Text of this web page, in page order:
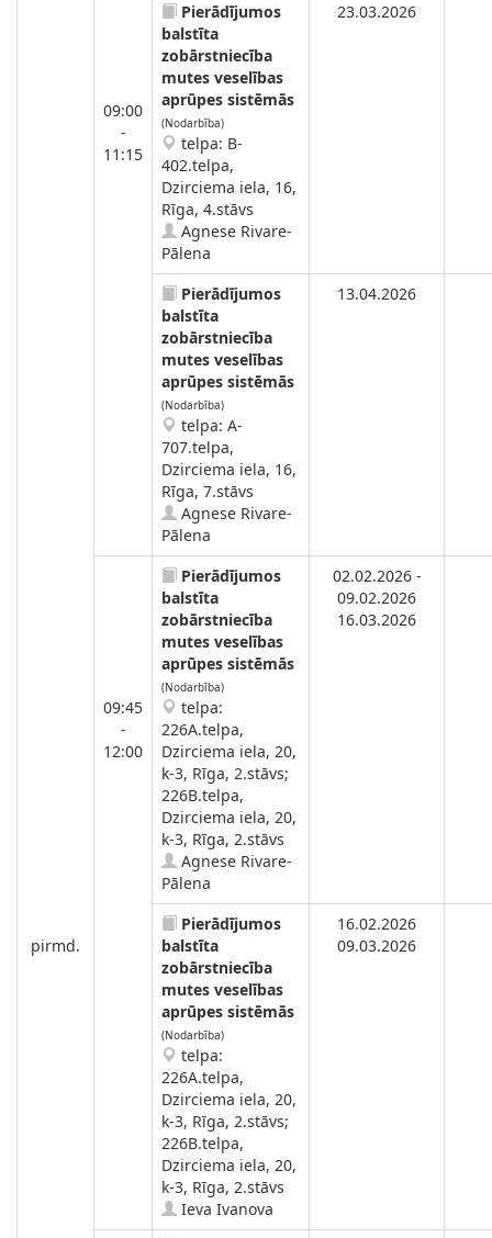
pirmd.
09:00
-
11:15
Pierādījumos
balstīta
zobārstniecība
mutes veselības
aprūpes sistēmās
(Nodarbība)
telpa: B-
402.telpa,
Dzirciema iela, 16,
Rīga, 4.stāvs
Agnese Rivare-
Pālena
23.03.2026
Pierādījumos
balstīta
zobārstniecība
mutes veselības
aprūpes sistēmās
(Nodarbība)
telpa: A-
707.telpa,
Dzirciema iela, 16,
Rīga, 7.stāvs
Agnese Rivare-
Pālena
13.04.2026
09:45
-
12:00
Pierādījumos
balstīta
zobārstniecība
mutes veselības
aprūpes sistēmās
(Nodarbība)
telpa:
226A.telpa,
Dzirciema iela, 20,
k-3, Rīga, 2.stāvs;
226B.telpa,
Dzirciema iela, 20,
k-3, Rīga, 2.stāvs
Agnese Rivare-
Pālena
02.02.2026 -
09.02.2026
16.03.2026
Pierādījumos
balstīta
zobārstniecība
mutes veselības
aprūpes sistēmās
(Nodarbība)
telpa:
226A.telpa,
Dzirciema iela, 20,
k-3, Rīga, 2.stāvs;
226B.telpa,
Dzirciema iela, 20,
k-3, Rīga, 2.stāvs
Ieva Ivanova
16.02.2026
09.03.2026